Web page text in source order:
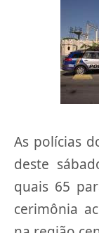
As polícias
deste
quais 65
cerimônia